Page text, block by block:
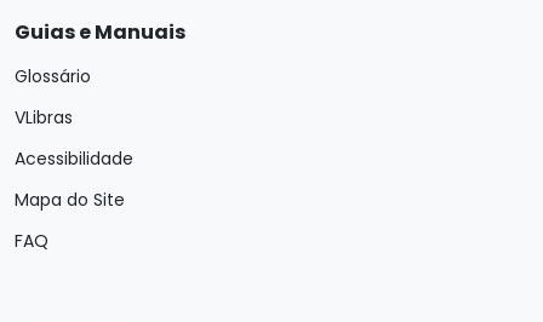
Guias e Manuais
Glossário
VLibras
Acessibilidade
Mapa do Site
FAQ